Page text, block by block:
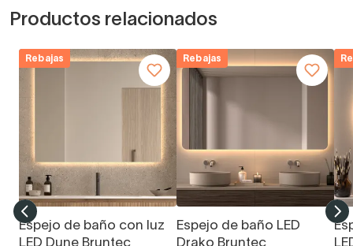
Productos relacionados
Rebajas
Espejo de baño con luz
LED Dune Bruntec
Rebajas
Espejo de baño LED
Drako Bruntec